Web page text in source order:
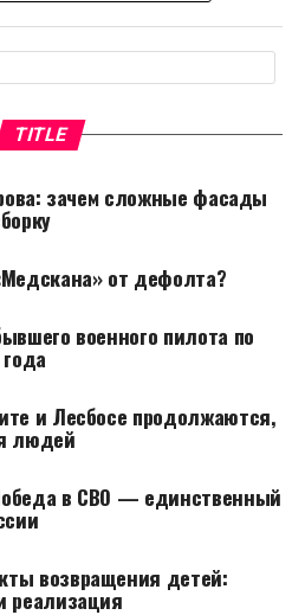
TITLE
зачем сложные фасады
от дефолта?
военного пилота по
и Лесбосе продолжаются,
людей
в СВО — единственный
возвращения детей:
реализация